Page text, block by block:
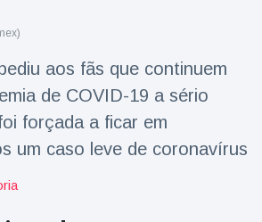
recentes
de
do
faz a
aos fãs que continuem
de COVID-19 a sério
forçada a ficar em
um caso leve de coronavírus